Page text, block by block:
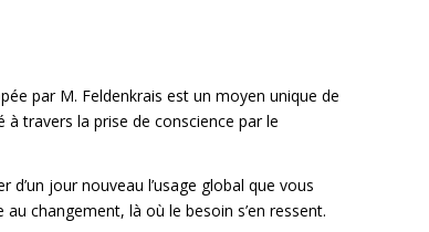
par M. Feldenkrais est un moyen unique de
travers la prise de conscience par le
d’un jour nouveau l’usage global que vous
changement, là où le besoin s’en ressent.